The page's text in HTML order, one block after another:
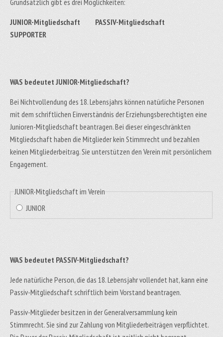
Grundsätzlich gibt es drei Möglichkeiten:
JUNIOR-Mitgliedschaft PASSIV-Mitgliedschaft
SUPPORTER
WAS bedeutet JUNIOR-Mitgliedschaft?
Bei Nichtvollendung des 18. Lebensjahrs können natürliche Personen
mit dem schriftlichen Einverständnis der Erziehungsberechtigten eine
Junioren-Mitgliedschaft beantragen. Bei dieser eingeschränkten
Mitgliedschaft haben die Mitglieder kein Stimmrecht und bezahlen
keinen Mitgliederbeitrag. Sie unterstützen den Verein mit persönlichem
Engagement.
JUNIOR-Mitgliedschaft im Verein
JUNIOR
WAS bedeutet PASSIV-Mitgliedschaft?
Jede natürliche Person, die das 18. Lebensjahr vollendet hat, kann eine
Passiv-Mitgliedschaft schriftlich beim Vorstand beantragen.
Passiv-Mitglieder besitzen in der Generalversammlung kein
Stimmrecht. Sie sind zur Zahlung von Mitgliederbeiträgen verpflichtet.